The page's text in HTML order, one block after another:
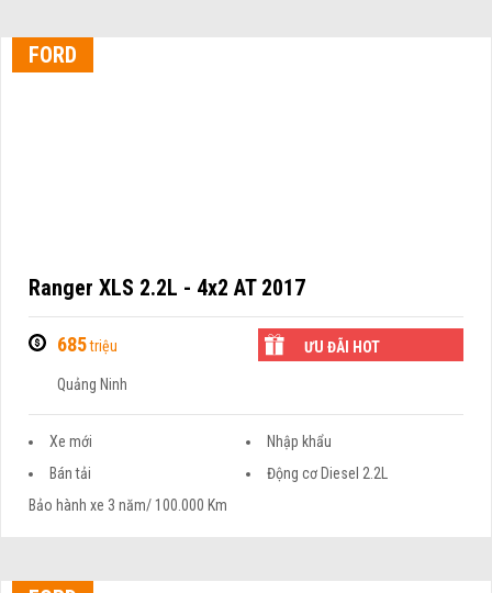
FORD
Ranger XLS 2.2L - 4x2 AT 2017
685triệu ƯU ĐÃI HOT
Quảng Ninh
Xe mới
Nhập khẩu
Bán tải
Động cơ Diesel 2.2L
Bảo hành xe 3 năm/ 100.000 Km